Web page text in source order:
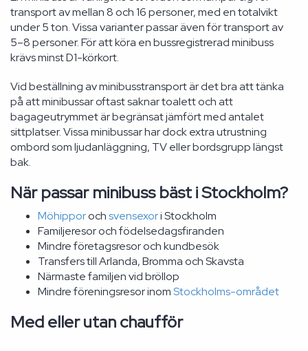
transport av mellan 8 och 16 personer, med en totalvikt
under 5 ton. Vissa varianter passar även för transport av
5–8 personer. För att köra en bussregistrerad minibuss
krävs minst D1-körkort.
Vid beställning av minibusstransport är det bra att tänka
på att minibussar oftast saknar toalett och att
bagageutrymmet är begränsat jämfört med antalet
sittplatser. Vissa minibussar har dock extra utrustning
ombord som ljudanläggning, TV eller bordsgrupp längst
bak.
När passar minibuss bäst i Stockholm?
Möhipporochsvensexori Stockholm
Familjeresor och födelsedagsfiranden
Mindre företagsresor och kundbesök
Transfers till Arlanda, Bromma och Skavsta
Närmaste familjen vid bröllop
Mindre föreningsresor inomStockholms-området
Med eller utan chaufför